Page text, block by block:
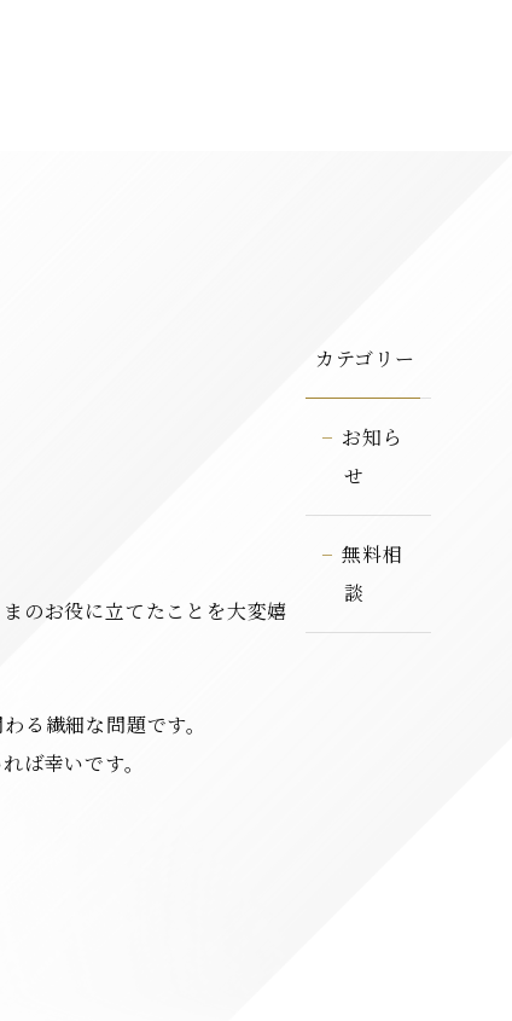
のお役に立てたことを大変嬉
る繊細な問題です。
ば幸いです。
カテゴリー
お知ら
せ
無料相
談